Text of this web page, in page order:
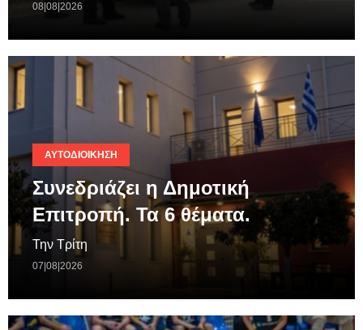
08|08|2026
ΑΥΤΟΔΙΟΊΚΗΣΗ
Συνεδριάζει η Δημοτική
Επιτροπή. Τα 6 θέματα.
Την Τρίτη
07|08|2026